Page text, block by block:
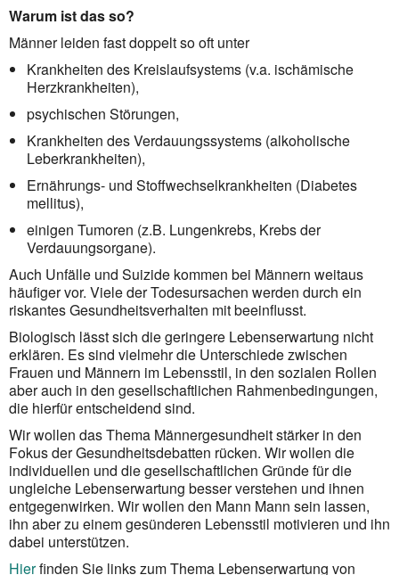
Warum ist das so?
Männer leiden fast doppelt so oft unter
Krankheiten des Kreislaufsystems (v.a. ischämische
Herzkrankheiten),
psychischen Störungen,
Krankheiten des Verdauungssystems (alkoholische
Leberkrankheiten),
Ernährungs- und Stoffwechselkrankheiten (Diabetes
mellitus),
einigen Tumoren (z.B. Lungenkrebs, Krebs der
Verdauungsorgane).
Auch Unfälle und Suizide kommen bei Männern weitaus
häufiger vor. Viele der Todesursachen werden durch ein
riskantes Gesundheits­verhalten mit beeinflusst.
Biologisch lässt sich die geringere Lebenserwartung nicht
erklären. Es sind vielmehr die Unterschiede zwischen
Frauen und Männern im Lebensstil, in den sozialen Rollen
aber auch in den gesell­schaftlichen Rahmenbedingungen,
die hierfür entscheidend sind.
Wir wollen das Thema Männergesundheit stärker in den
Fokus der Gesundheitsdebatten rücken. Wir wollen die
individuellen und die gesellschaftlichen Gründe für die
ungleiche Lebens­erwartung besser verstehen und ihnen
entgegenwirken. Wir wollen den Mann Mann sein lassen,
ihn aber zu einem gesünderen Lebensstil motivieren und ihn
dabei unterstützen.
Hierfinden Sie links zum Thema Lebenserwartung von